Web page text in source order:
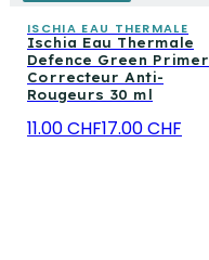
ISCHIA EAU THERMALE
Ischia Eau Thermale
Defence Green Primer
Correcteur Anti-
Rougeurs 30 ml
11.00 CHF17.00 CHF